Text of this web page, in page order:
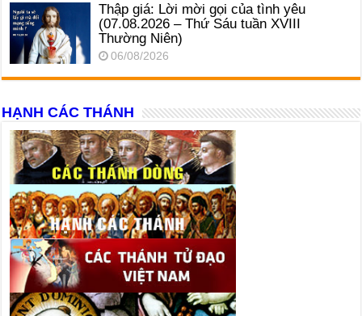
Thập giá: Lời mời gọi của tình yêu
(07.08.2026 – Thứ Sáu tuần XVIII
Thường Niên)
06/08/2026
HẠNH CÁC THÁNH